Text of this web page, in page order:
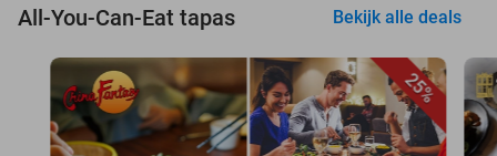
All-You-Can-Eat tapas Bekijk alle deals
25%